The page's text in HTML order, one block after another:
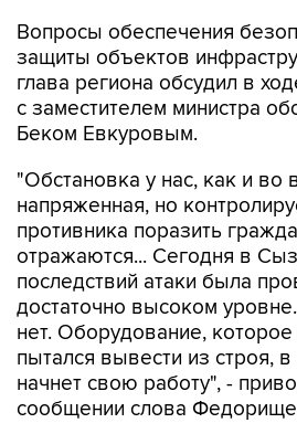
Вопросы обеспечения
защиты объектов
глава региона обсудил в
с заместителем министра
Беком Евкуровым.
"Обстановка у нас, как и во
напряженная, но
противника поразить
отражаются... Сегодня в
последствий атаки была
достаточно высоком
нет. Оборудование,
пытался вывести из строя,
начнет свою работу", -
сообщении слова